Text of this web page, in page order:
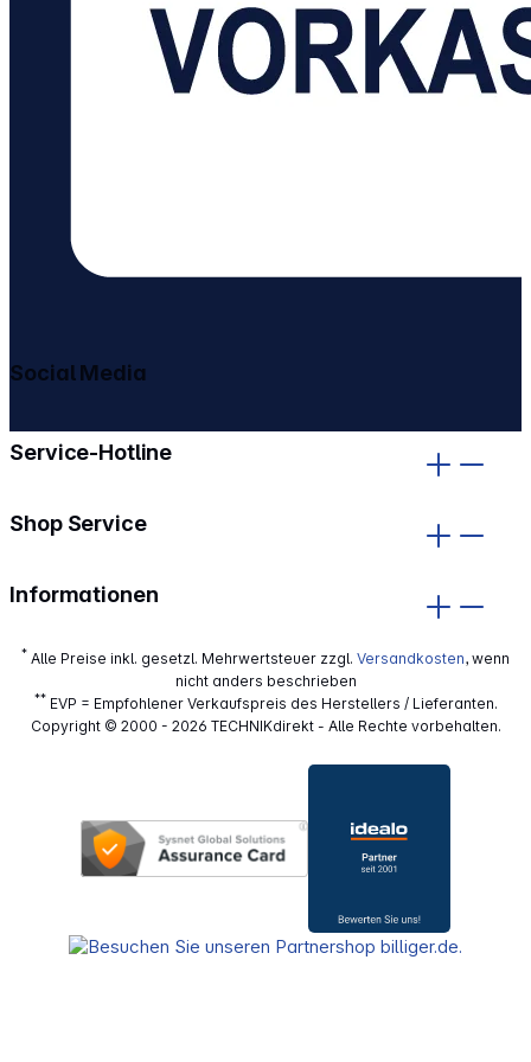
Service-Hotline
Shop Service
Informationen
Social Media
* Alle Preise inkl. gesetzl. Mehrwertsteuer zzgl. Versandkosten, wenn
nicht anders beschrieben
**EVP = Empfohlener Verkaufspreis des Herstellers / Lieferanten.
Copyright © 2000 - 2026 TECHNIKdirekt - Alle Rechte vorbehalten.